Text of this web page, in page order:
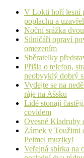
V Lokti hoří lesní
poplachu a
Noční srážka
Silničáři opraví
omezením
Sběratelky
Přišla o telefon,
neobvyklý dobrý
Vydejte se na
ráje na Ašsku
Lidé stonají
covidem
Ovesné Kladruby
Zámek v Toužimi
Pelmel muziky!
Veřejná sbírka na